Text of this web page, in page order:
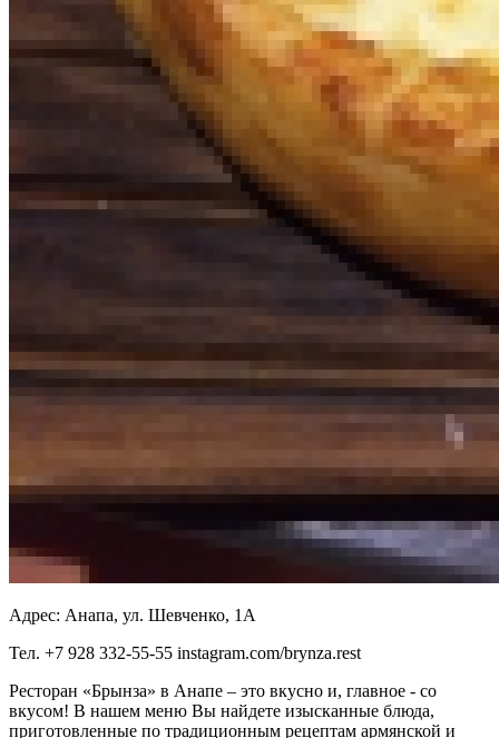
Адрес: Анапа, ул. Шевченко, 1А
Тел. +7 928 332-55-55 instagram.com/brynza.rest
Ресторан «Брынза» в Анапе – это вкусно и, главное - со
вкусом! В нашем меню Вы найдете изысканные блюда,
приготовленные по традиционным рецептам армянской и